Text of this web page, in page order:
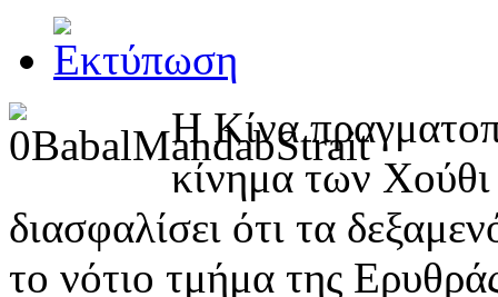
Η Κίνα
κίνημα των
διασφαλίσει ότι τα
το νότιο τμήμα της